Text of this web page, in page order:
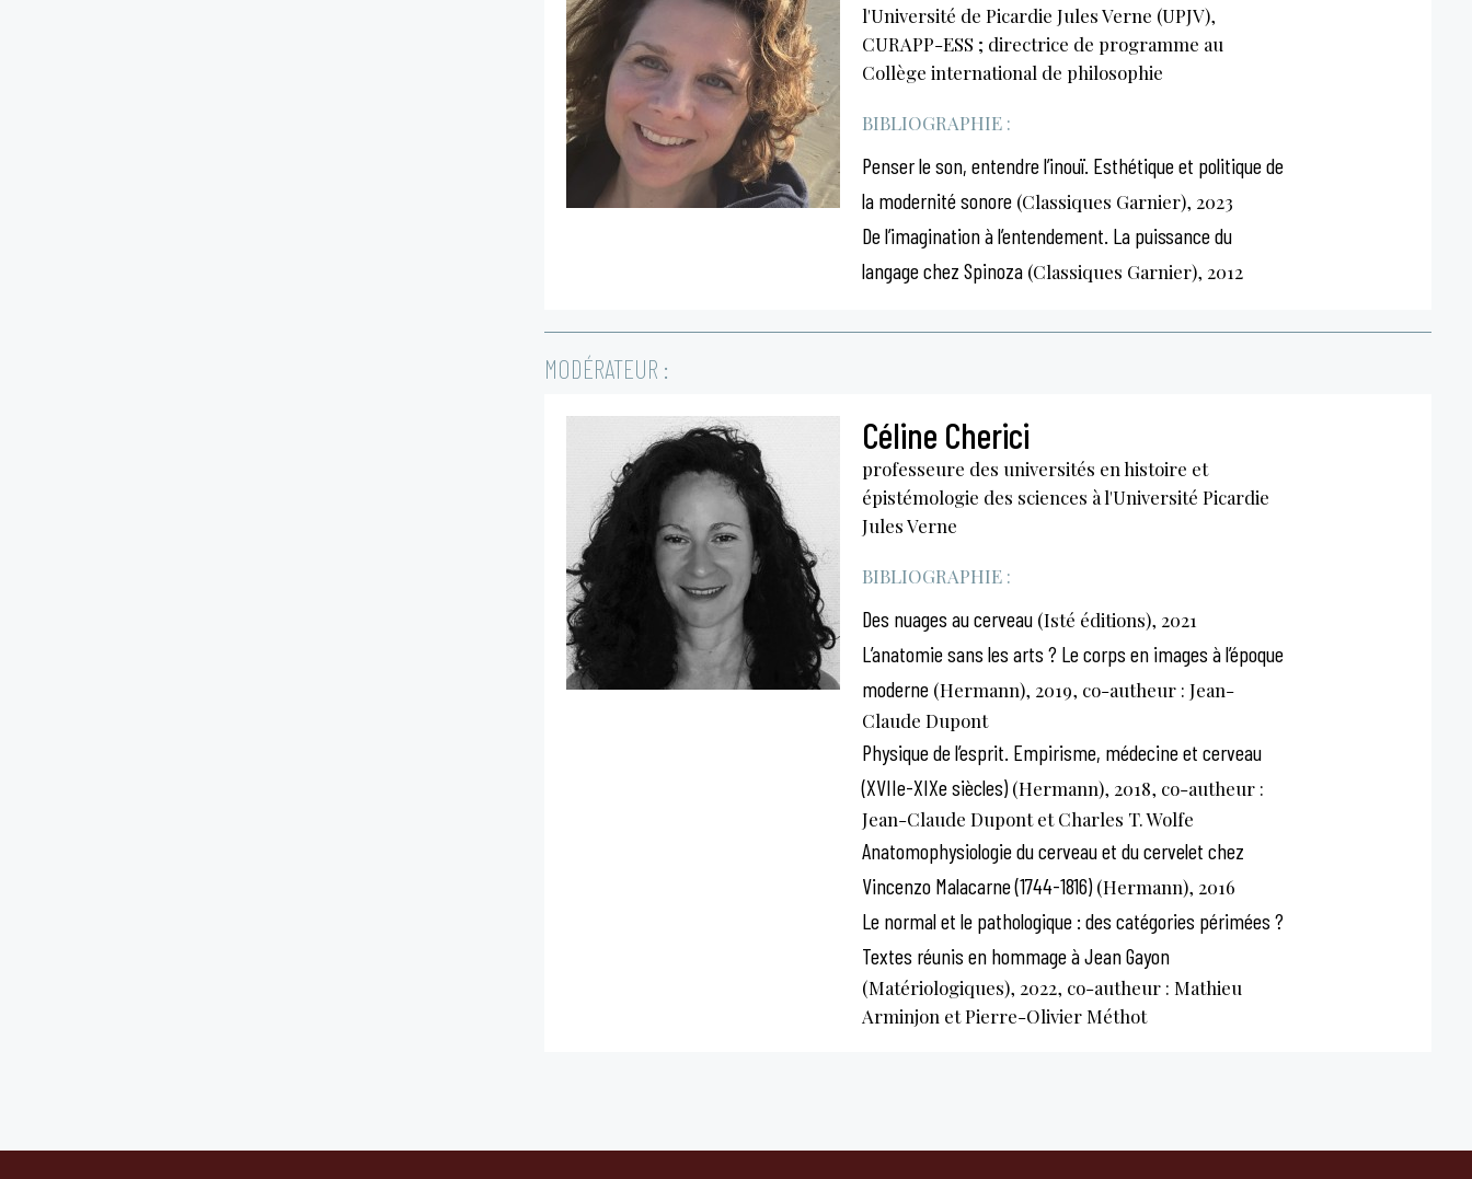
l'Université de Picardie Jules Verne (UPJV),
CURAPP-ESS ; directrice de programme au
Collège international de philosophie
BIBLIOGRAPHIE :
Penser le son, entendre l’inouï. Esthétique et politique de
la modernité sonore(Classiques Garnier), 2023
De l’imagination à l’entendement. La puissance du
langage chez Spinoza(Classiques Garnier), 2012
MODÉRATEUR :
Céline Cherici
professeure des universités en histoire et
épistémologie des sciences à l'Université Picardie
Jules Verne
BIBLIOGRAPHIE :
Des nuages au cerveau(Isté éditions), 2021
L’anatomie sans les arts ? Le corps en images à l’époque
moderne(Hermann), 2019, co-autheur : Jean-
Claude Dupont
Physique de l’esprit. Empirisme, médecine et cerveau
(XVIIe-XIXe siècles)(Hermann), 2018, co-autheur :
Jean-Claude Dupont et Charles T. Wolfe
Anatomophysiologie du cerveau et du cervelet chez
Vincenzo Malacarne (1744-1816)(Hermann), 2016
Le normal et le pathologique : des catégories périmées ?
Textes réunis en hommage à Jean Gayon
(Matériologiques), 2022, co-autheur : Mathieu
Arminjon et Pierre-Olivier Méthot